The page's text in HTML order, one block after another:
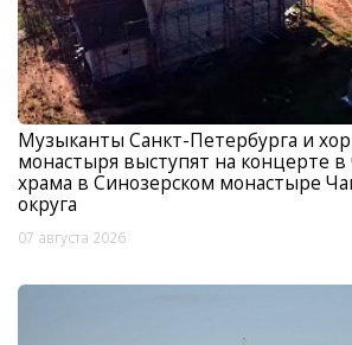
Музыканты Санкт-Петербурга и хор
монастыря выступят на концерте
храма в Синозерском монастыре
округа
07 августа 2026